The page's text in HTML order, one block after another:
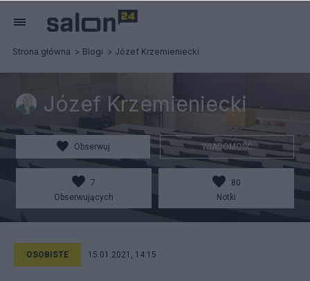
Strona główna Blogi Józef Krzemieniecki
Józef Krzemieniecki
Obserwuj WIADOMOŚĆ
7
Obserwujących
80
Notki
OSOBISTE 15.01.2021, 14:15